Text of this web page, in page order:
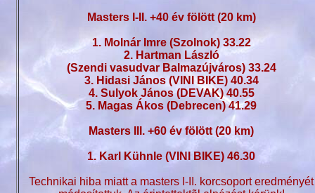
Masters I-II. +40 év fölött (20 km)
1. Molnár Imre (Szolnok) 33.22
2. Hartman László
(Szendi vasudvar Balmazújváros) 33.24
3. Hidasi János (VINI BIKE) 40.34
4. Sulyok János (DEVAK) 40.55
5. Magas Ákos (Debrecen) 41.29
Masters III. +60 év fölött (20 km)
1. Karl Kühnle (VINI BIKE) 46.30
Technikai hiba miatt a masters I-II. korcsoport eredményét